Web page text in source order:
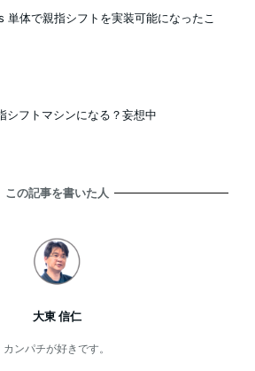
体で親指シフトを実装可能になったこ
シフトマシンになる？妄想中
この記事を書いた人
大東 信仁
カンパチが好きです。